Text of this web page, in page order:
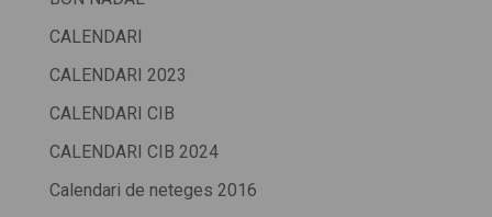
CALENDARI
CALENDARI 2023
CALENDARI CIB
CALENDARI CIB 2024
Calendari de neteges 2016